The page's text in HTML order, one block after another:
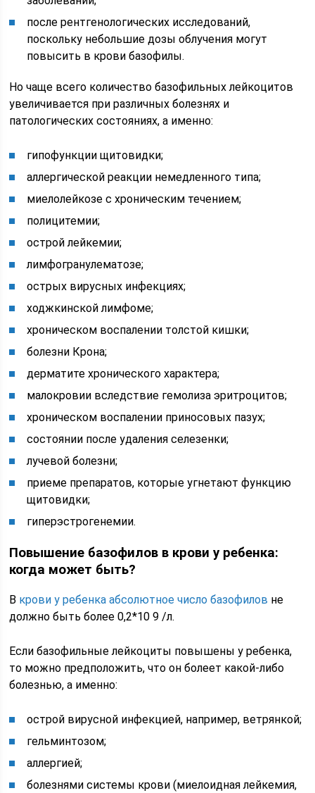
после рентгенологических исследований,
поскольку небольшие дозы облучения могут
повысить в крови базофилы.
Но чаще всего количество базофильных лейкоцитов
увеличивается при различных болезнях и
патологических состояниях, а именно:
гипофункции щитовидки;
аллергической реакции немедленного типа;
миелолейкозе с хроническим течением;
полицитемии;
острой лейкемии;
лимфогранулематозе;
острых вирусных инфекциях;
ходжкинской лимфоме;
хроническом воспалении толстой кишки;
болезни Крона;
дерматите хронического характера;
малокровии вследствие гемолиза эритроцитов;
хроническом воспалении приносовых пазух;
состоянии после удаления селезенки;
лучевой болезни;
приеме препаратов, которые угнетают функцию
щитовидки;
гиперэстрогенемии.
Повышение базофилов в крови у ребенка:
когда может быть?
В крови у ребенка абсолютное число базофилов не
должно быть более 0,2*10 9 /л.
Если базофильные лейкоциты повышены у ребенка,
то можно предположить, что он болеет какой-либо
болезнью, а именно:
острой вирусной инфекцией, например, ветрянкой;
гельминтозом;
аллергией;
болезнями системы крови (миелоидная лейкемия,